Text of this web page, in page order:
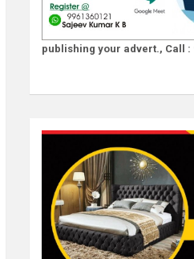
publishing your advert., Call :